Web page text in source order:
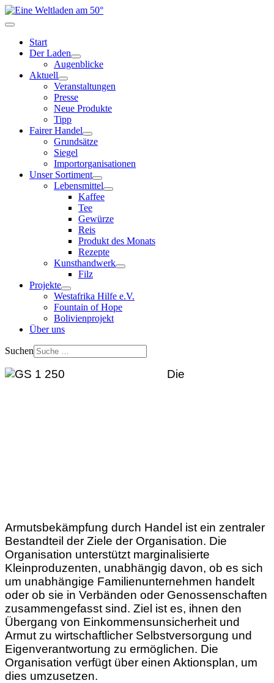
Start
Der Laden
Augenblicke
Aktuell
Veranstaltungen
Presse
Neue Produkte
Tipp
Fairer Handel
Grundsätze
Siegel
Importorganisationen
Unser Sortiment
Lebensmittel
Kaffee
Tee
Gewürze
Reis
Produkt des Monats
Rezepte
Kunsthandwerk
Filz
Projekte
Westafrika Hilfe e.V.
Fountain of Hope
Bolivienprojekt
Über uns
Suchen
Die
Armutsbekämpfung durch Handel ist ein zentraler
Bestandteil der Ziele der Organisation. Die
Organisation unterstützt marginalisierte
Kleinproduzenten, unabhängig davon, ob es sich
um unabhängige Familienunternehmen handelt
oder ob sie in Verbänden oder Genossenschaften
zusammengefasst sind. Ziel ist es, ihnen den
Übergang von Einkommensunsicherheit und
Armut zu wirtschaftlicher Selbstversorgung und
Eigenverantwortung zu ermöglichen. Die
Organisation verfügt über einen Aktionsplan, um
dies umzusetzen.